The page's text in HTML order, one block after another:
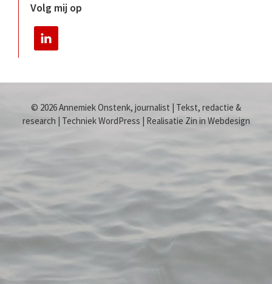
Volg mij op
© 2026 Annemiek Onstenk, journalist | Tekst, redactie &
research | Techniek WordPress | Realisatie Zin in Webdesign